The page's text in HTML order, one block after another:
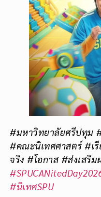
#มหาวิทยาลัยศรีปทุม
#คณะนิเทศศาสตร์ #เ
จริง #โอกาส #ส่งเสริ
#นิเทศSPU